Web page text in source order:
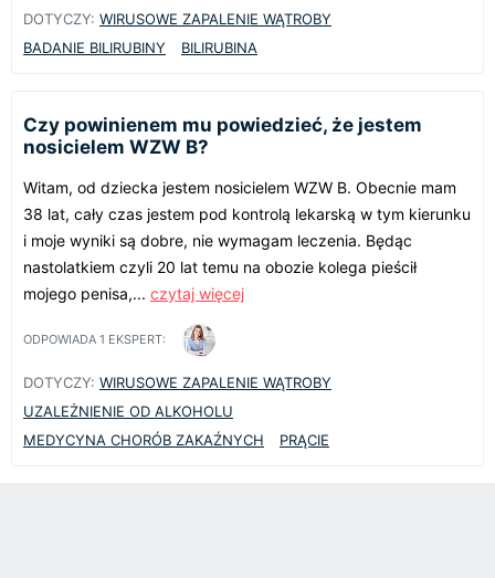
DOTYCZY: WIRUSOWE ZAPALENIE WĄTROBY
BADANIE BILIRUBINY
BILIRUBINA
Czy powinienem mu powiedzieć, że jestem
nosicielem WZW B?
Witam, od dziecka jestem nosicielem WZW B. Obecnie mam
38 lat, cały czas jestem pod kontrolą lekarską w tym kierunku
i moje wyniki są dobre, nie wymagam leczenia. Będąc
nastolatkiem czyli 20 lat temu na obozie kolega pieścił
mojego penisa,... czytaj więcej
ODPOWIADA 1 EKSPERT:
DOTYCZY: WIRUSOWE ZAPALENIE WĄTROBY
UZALEŻNIENIE OD ALKOHOLU
MEDYCYNA CHORÓB ZAKAŹNYCH
PRĄCIE